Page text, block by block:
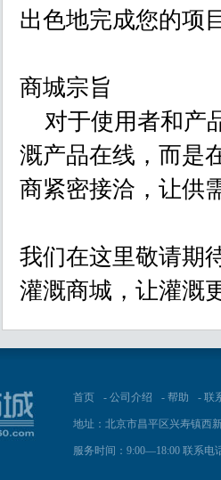
出色地完成您的项
商城宗旨
对于使用者和产
溉产品在线，而是
商紧密接洽，让供
我们在这里敬请
灌溉商城，让灌溉
首页 - 公司介绍 - 帮助 - 联
地址：北京市昌平区兴寿镇西
服务时间：9:00—18:00 联系电